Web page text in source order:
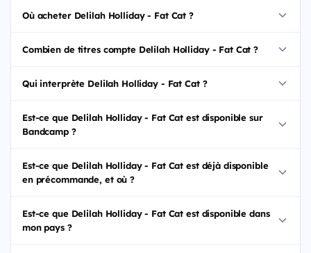
Où acheter Delilah Holliday - Fat Cat ?
Combien de titres compte Delilah Holliday - Fat Cat ?
Qui interprète Delilah Holliday - Fat Cat ?
Est-ce que Delilah Holliday - Fat Cat est disponible sur
Bandcamp ?
Est-ce que Delilah Holliday - Fat Cat est déjà disponible
en précommande, et où ?
Est-ce que Delilah Holliday - Fat Cat est disponible dans
mon pays ?